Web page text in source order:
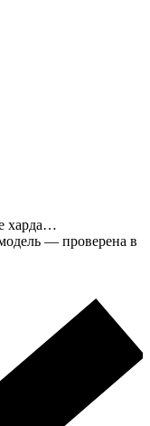
харда…
— проверена в